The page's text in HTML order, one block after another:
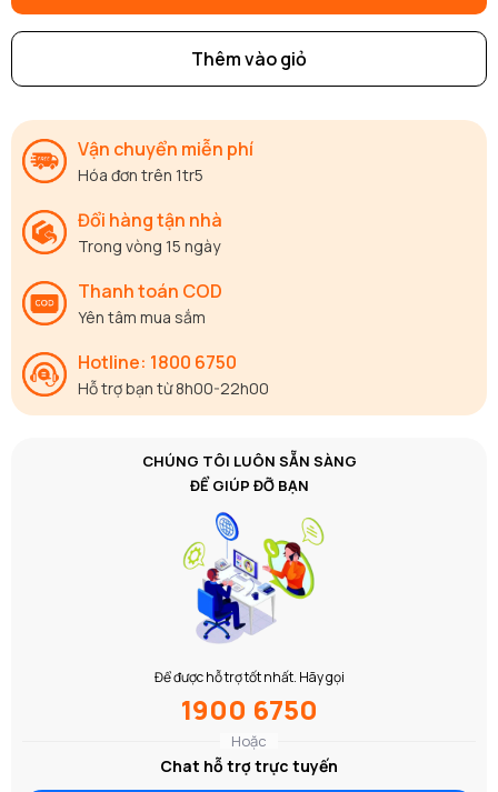
Thêm vào giỏ
Vận chuyển miễn phí
Hóa đơn trên 1tr5
Đổi hàng tận nhà
Trong vòng 15 ngày
Thanh toán COD
Yên tâm mua sắm
Hotline: 1800 6750
Hỗ trợ bạn từ 8h00-22h00
CHÚNG TÔI LUÔN SẴN SÀNG
ĐỂ GIÚP ĐỠ BẠN
Để được hỗ trợ tốt nhất. Hãy gọi
1900 6750
Hoặc
Chat hỗ trợ trực tuyến